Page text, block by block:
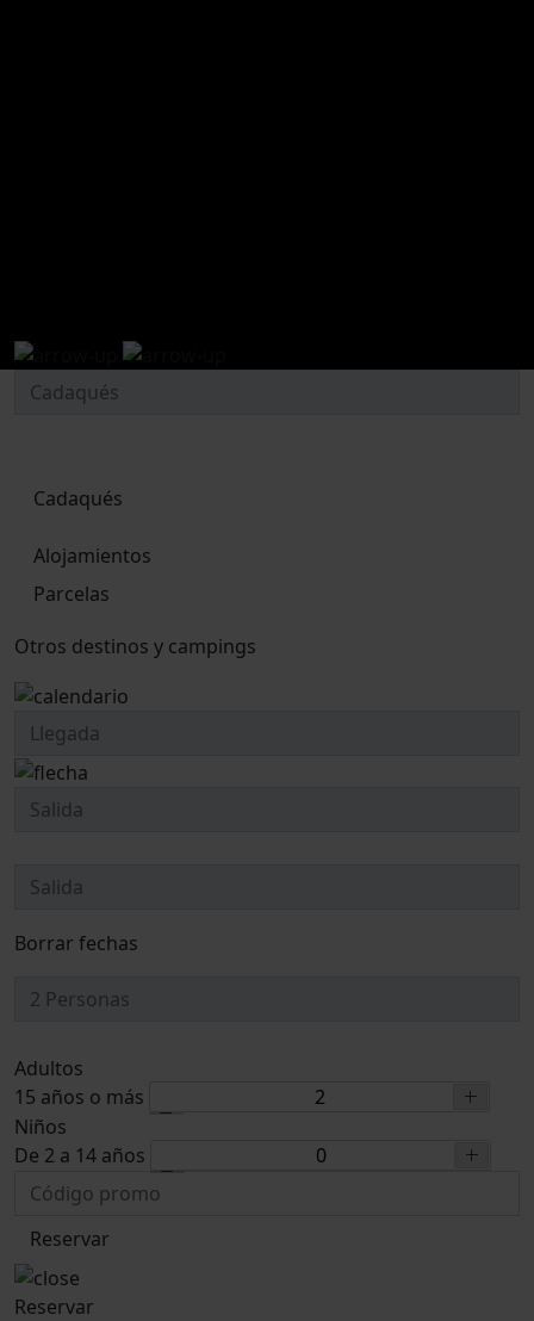
Cadaqués
Alojamientos
Parcelas
Otros destinos y campings
Borrar fechas
Adultos
15 años o más
Niños
De 2 a 14 años
Reservar
Reservar